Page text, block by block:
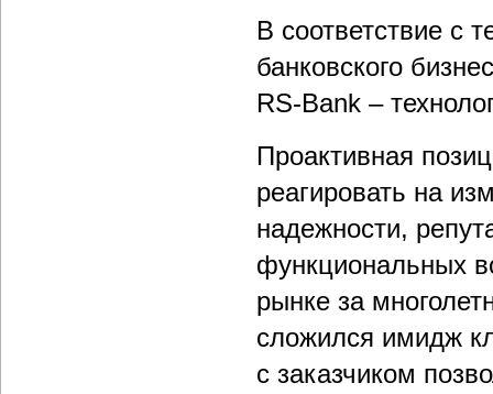
В соответствие с
банковского
RS-Bank –
Проактивная
реагировать на
надежности,
функциональных
рынке за
сложился имидж
с заказчиком